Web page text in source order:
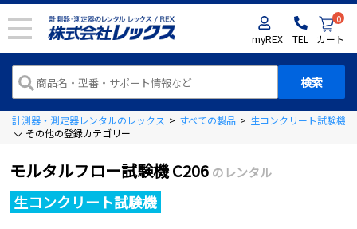
myREX TEL
0
カート
計測器・測定器レンタルのレックス > すべての製品 > 生コンクリート試験機
その他の登録カテゴリー
モルタルフロー試験機 C206 のレンタル
生コンクリート試験機